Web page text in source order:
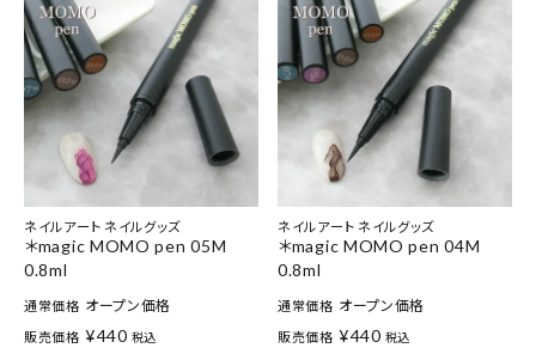
ネイルアート ネイルグッズ
＊magic MOMO pen 05M
0.8ml
通常価格 オープン価格
販売価格 ¥440 税込
ネイルアート ネイルグッズ
＊magic MOMO pen 04M
0.8ml
通常価格 オープン価格
販売価格 ¥440 税込